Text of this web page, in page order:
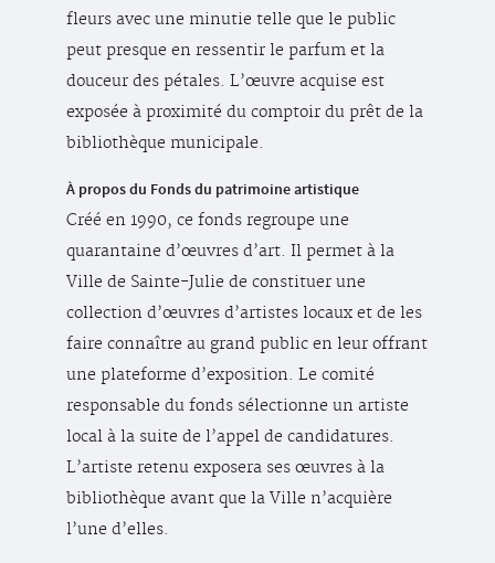
fleurs avec une minutie telle que le public
peut presque en ressentir le parfum et la
douceur des pétales. L’œuvre acquise est
exposée à proximité du comptoir du prêt de la
bibliothèque municipale.
À propos du Fonds du patrimoine artistique
Créé en 1990, ce fonds regroupe une
quarantaine d’œuvres d’art. Il permet à la
Ville de Sainte-Julie de constituer une
collection d’œuvres d’artistes locaux et de les
faire connaître au grand public en leur offrant
une plateforme d’exposition. Le comité
responsable du fonds sélectionne un artiste
local à la suite de l’appel de candidatures.
L’artiste retenu exposera ses œuvres à la
bibliothèque avant que la Ville n’acquière
l’une d’elles.